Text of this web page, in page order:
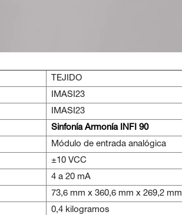
TEJIDO
IMASI23
IMASI23
Sinfonía Armonía INFI 90
Módulo de entrada analógica
±10 VCC
4 a 20 mA
73,6 mm x 360,6 mm x 269,2 mm
0,4 kilogramos